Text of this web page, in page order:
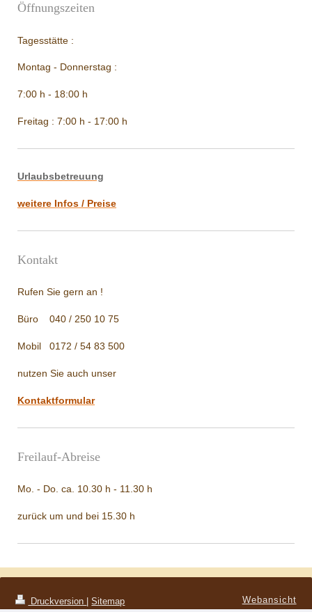
Öffnungszeiten
Tagesstätte :
Montag - Donnerstag :
7:00 h - 18:00 h
Freitag : 7:00 h - 17:00 h
Urlaubsbetreuung
weitere Infos / Preise
Kontakt
Rufen Sie gern an !
Büro 040 / 250 10 75
Mobil 0172 / 54 83 500
nutzen Sie auch unser
Kontaktformular
Freilauf-Abreise
Mo. - Do. ca. 10.30 h - 11.30 h
zurück um und bei 15.30 h
Druckversion
Sitemap
Webansicht